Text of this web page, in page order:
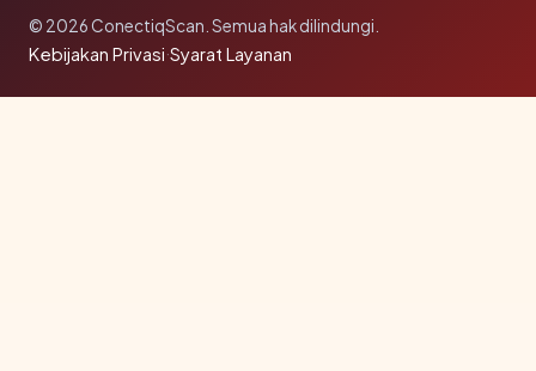
© 2026 ConectiqScan. Semua hak dilindungi.
Kebijakan Privasi·Syarat Layanan